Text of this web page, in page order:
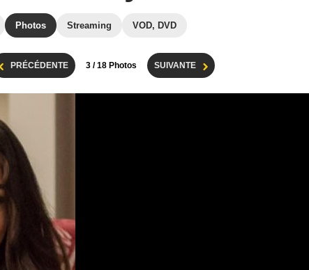
Photos Streaming VOD, DVD
PRÉCÉDENTE 3 / 18 Photos SUIVANTE